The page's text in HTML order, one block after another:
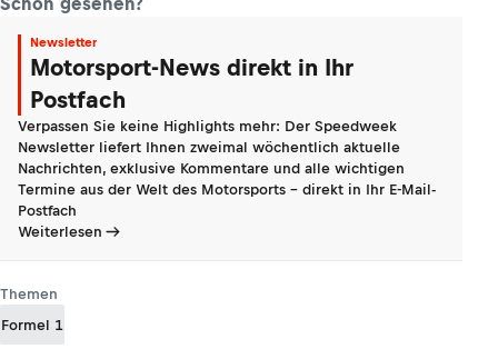
Newsletter
Motorsport-News direkt in Ihr
Postfach
Verpassen Sie keine Highlights mehr: Der Speedweek
Newsletter liefert Ihnen zweimal wöchentlich aktuelle
Nachrichten, exklusive Kommentare und alle wichtigen
Termine aus der Welt des Motorsports - direkt in Ihr E-Mail-
Postfach
Weiterlesen
Themen
Formel 1